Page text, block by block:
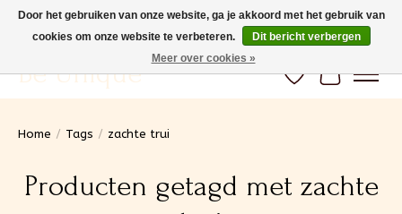
Gratis verzending vanaf 100€ (BE) Snelle levering
Be Unique Verlanglijst
Home / Tags / zachte trui
Producten getagd met zachte
Door het gebruiken van onze website, ga je akkoord met het gebruik van
cookies om onze website te verbeteren.
Dit bericht verbergen
Meer over cookies »